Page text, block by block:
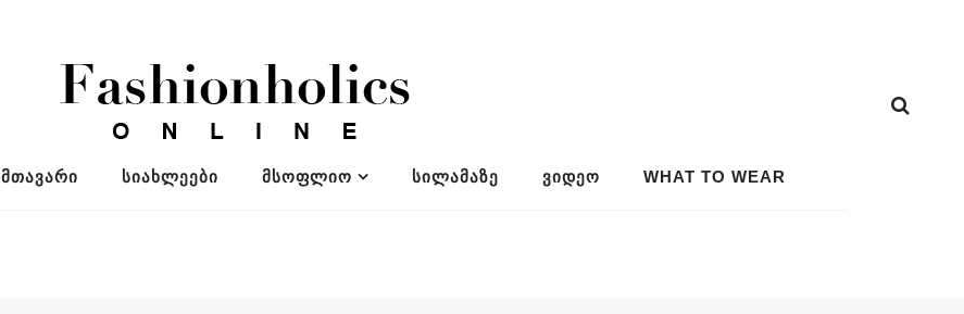
ᲛᲗᲐᲕᲐᲠᲘ ᲡᲘᲐᲮᲚᲔᲔᲑᲘ ᲛᲡᲝᲤᲚᲘᲝ ᲡᲘᲚᲐᲛᲐᲖᲔ ᲕᲘᲓᲔᲝ WHAT TO WEAR